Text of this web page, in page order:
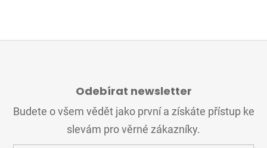
Odebírat newsletter
Budete o všem vědět jako první a získáte přístup ke
slevám pro věrné zákazníky.